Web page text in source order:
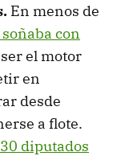
En menos de
con
ser el motor
en
desde
a flote.
diputados